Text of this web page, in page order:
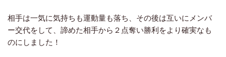
相手は一気に気持ちも運動量も落ち、その後は互いにメンバ
ー交代をして、諦めた相手から２点奪い勝利をより確実なも
のにしました！